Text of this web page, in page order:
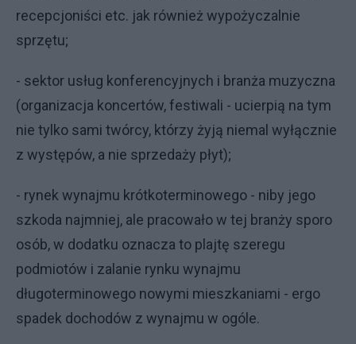
recepcjoniści etc. jak również wypożyczalnie
sprzętu;
- sektor usług konferencyjnych i branża muzyczna
(organizacja koncertów, festiwali - ucierpią na tym
nie tylko sami twórcy, którzy żyją niemal wyłącznie
z występów, a nie sprzedaży płyt);
- rynek wynajmu krótkoterminowego - niby jego
szkoda najmniej, ale pracowało w tej branży sporo
osób, w dodatku oznacza to plajtę szeregu
podmiotów i zalanie rynku wynajmu
długoterminowego nowymi mieszkaniami - ergo
spadek dochodów z wynajmu w ogóle.